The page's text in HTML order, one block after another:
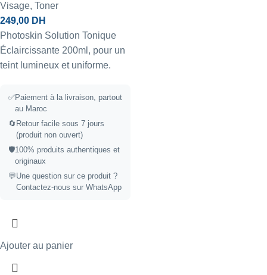
Visage, Toner
249,00 DH
Photoskin Solution Tonique
Éclaircissante 200ml, pour un
teint lumineux et uniforme.
✅Paiement à la livraison, partout
au Maroc
🔄 Retour facile sous 7 jours
(produit non ouvert)
🛡️100% produits authentiques et
originaux
💬Une question sur ce produit ?
Contactez-nous sur WhatsApp
Ajouter au panier